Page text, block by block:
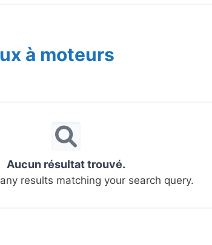
à moteurs
Aucun résultat trouvé.
results matching your search query.